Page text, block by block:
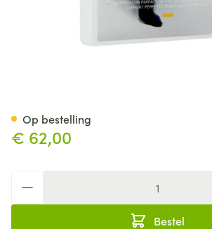
€ 62,00
Bestel
Op bestelling